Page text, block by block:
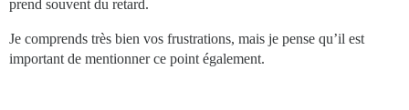
prend souvent du retard.
Je comprends très bien vos frustrations, mais je pense qu’il est
important de mentionner ce point également.